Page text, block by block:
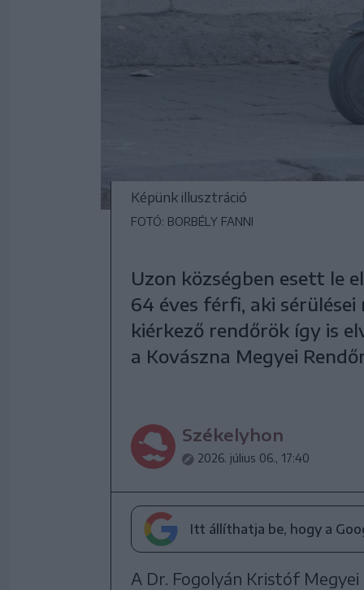
Képünk illusztráció
FOTÓ: BORBÉLY FANNI
Uzon községben esett le
64 éves férfi, aki
kiérkező rendőrök így is
a Kovászna Megyei
Székelyhon
2026. július 06., 17:40
Itt állíthatja be, hogy a
A Dr. Fogolyán Kristóf